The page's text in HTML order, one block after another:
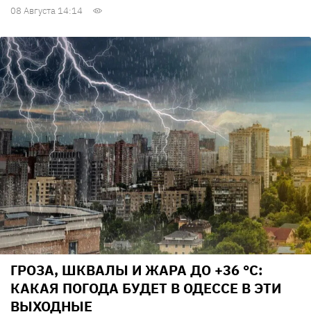
08 Августа 14:14
ГРОЗА, ШКВАЛЫ И ЖАРА ДО +36 °С:
КАКАЯ ПОГОДА БУДЕТ В ОДЕССЕ В ЭТИ
ВЫХОДНЫЕ